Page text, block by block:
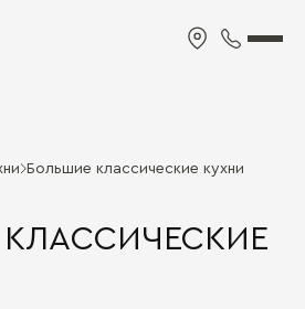
Большие классические кухни